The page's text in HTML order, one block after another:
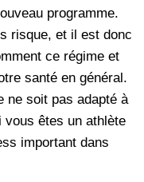
programme.
risque, et il est donc
ce régime et
santé en général.
ne soit pas adapté à
êtes un athlète
important dans